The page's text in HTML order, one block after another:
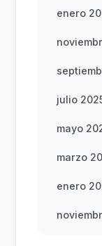
enero
julio
mayo
marzo
enero